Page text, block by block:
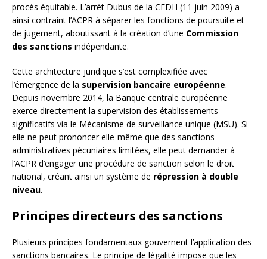
procès équitable. L’arrêt Dubus de la CEDH (11 juin 2009) a
ainsi contraint l’ACPR à séparer les fonctions de poursuite et
de jugement, aboutissant à la création d’une Commission
des sanctions indépendante.
Cette architecture juridique s’est complexifiée avec
l’émergence de la supervision bancaire européenne.
Depuis novembre 2014, la Banque centrale européenne
exerce directement la supervision des établissements
significatifs via le Mécanisme de surveillance unique (MSU). Si
elle ne peut prononcer elle-même que des sanctions
administratives pécuniaires limitées, elle peut demander à
l’ACPR d’engager une procédure de sanction selon le droit
national, créant ainsi un système de répression à double
niveau.
Principes directeurs des sanctions
Plusieurs principes fondamentaux gouvernent l’application des
sanctions bancaires. Le principe de légalité impose que les